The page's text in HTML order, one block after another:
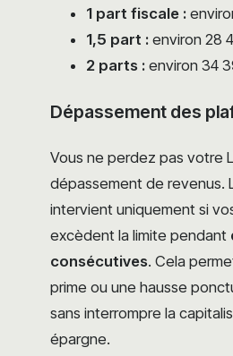
1 part fiscale :
1,5 part : environ 28
2 parts : environ 34
Dépassement des
Vous ne perdez pas votre
dépassement de revenus.
intervient uniquement si
excèdent la limite pendant
consécutives. Cela
prime ou une hausse
sans interrompre la
épargne.